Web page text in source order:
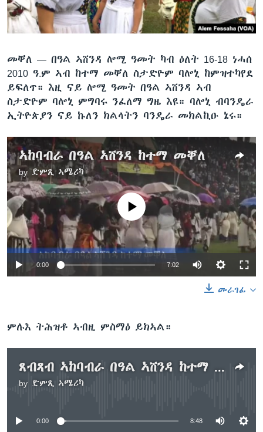
ቂሔ ጽልሚ
ቋንቋታት
መቐለ — በዓል ኣሸንዳ ሎሚ ዓመት ካብ ዕለት 16-18 ነሓሰ
2010 ዓ.ም ኣብ ከተማ መቐለ ስታድዮም ባሎኒ ከምዝተካየደ
ይፍለጥ። እዚ ናይ ሎሚ ዓመት በዓል ኣሸንዳ ኣብ
ስታድዮም ባሎኒ ምግባሩ ንፈለማ ግዜ እዩ። ባሎኒ ብባንዴራ
ኢትዮጵያን ናይ ኩለን ክልላትን ባንዴራ መክልኪዑ ኔሩ።
ኣከባብራ በዓል ኣሸንዳ ከተማ መቐለ
byድምጺ ኣሜሪካ
No media source currently available
0:00 7:02
መራገፊ
ምሉእ ትሕዝቶ ኣብዚ ምስማዕ ይክኣል።
ጸብጻብ ኣከባብራ በዓል ኣሸንዳ ከተማ መቐለ
by ድምጺ ኣሜሪካ
No media source currently available
0:00 8:48